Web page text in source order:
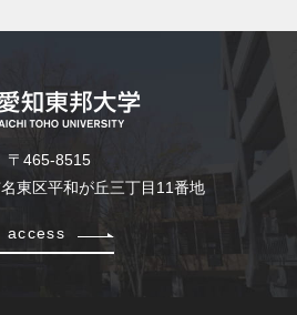
〒465-8515
東区平和が丘三丁目11番地
access